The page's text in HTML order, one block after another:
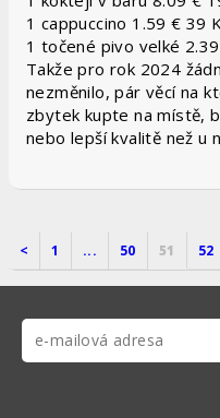
1 cappuccino 1.59 € 39
1 točené pivo velké
Takže pro rok 2024
nezměnilo, pár věcí na
zbytek kupte na místě,
nebo lepší kvalitě než u
< 1 ... 50 51 52